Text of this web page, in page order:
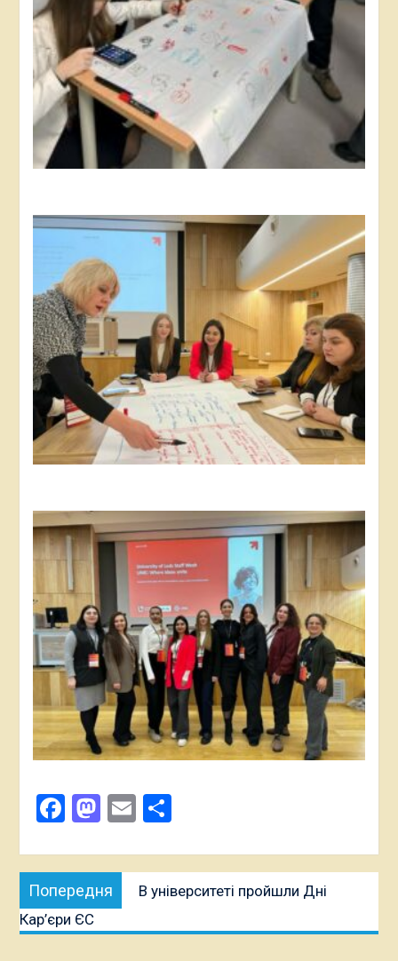
Facebook
Mastodon
EmailПоділитися
Навігація
записів
Попередня
публікація:
В університеті пройшли Дні
Кар’єри ЄС